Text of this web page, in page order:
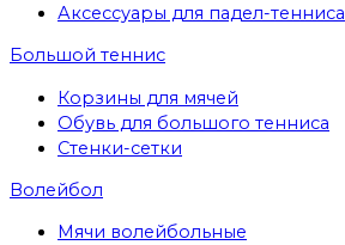
Аксессуары для падел-тенниса
Большой теннис
Корзины для мячей
Обувь для большого тенниса
Стенки-сетки
Волейбол
Мячи волейбольные